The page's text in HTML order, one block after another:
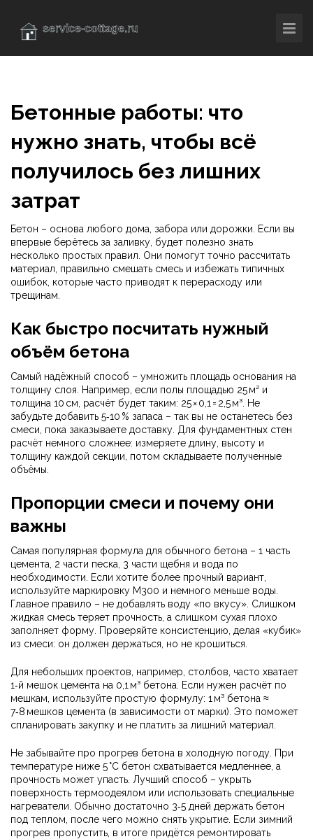
Бетонные работы: что
нужно знать, чтобы всё
получилось без лишних
затрат
Бетон – основа любого дома, забора или дорожки. Если вы
впервые берётесь за заливку, будет полезно знать
несколько простых правил. Они помогут точно рассчитать
материал, правильно смешать смесь и избежать типичных
ошибок, которые часто приводят к перерасходу или
трещинам.
Как быстро посчитать нужный
объём бетона
Самый надёжный способ – умножить площадь основания на
толщину слоя. Например, если полы площадью 25 м² и
толщина 10 см, расчёт будет таким: 25 × 0,1 = 2,5 м³. Не
забудьте добавить 5‑10 % запаса – так вы не останетесь без
смеси, пока заказываете доставку. Для фундаментных стен
расчёт немного сложнее: измеряете длину, высоту и
толщину каждой секции, потом складываете полученные
объёмы.
Пропорции смеси и почему они
важны
Самая популярная формула для обычного бетона – 1 часть
цемента, 2 части песка, 3 части щебня и вода по
необходимости. Если хотите более прочный вариант,
используйте маркировку М300 и немного меньше воды.
Главное правило – не добавлять воду «по вкусу». Слишком
жидкая смесь теряет прочность, а слишком сухая плохо
заполняет форму. Проверяйте консистенцию, делая «кубик»
из смеси: он должен держаться, но не крошиться.
Для небольших проектов, например, столбов, часто хватает
1‑й мешок цемента на 0,1 м³ бетона. Если нужен расчёт по
мешкам, используйте простую формулу: 1 м³ бетона ≈
7‑8 мешков цемента (в зависимости от марки). Это поможет
спланировать закупку и не платить за лишний материал.
Не забывайте про прогрев бетона в холодную погоду. При
температуре ниже 5 °C бетон схватывается медленнее, а
прочность может упасть. Лучший способ – укрыть
поверхность термоодеялом или использовать специальные
нагреватели. Обычно достаточно 3‑5 дней держать бетон
под теплом, после чего можно снять укрытие. Если зимний
прогрев пропустить, в итоге придётся ремонтировать